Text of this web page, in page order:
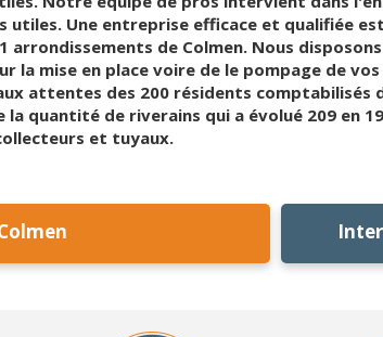
Une entreprise efficace et qualifiée
de Colmen. Nous
mise en place voire de le pompage de
des 200 résidents comptabilisés
quantité de riverains qui a évolué 209 en
et tuyaux.